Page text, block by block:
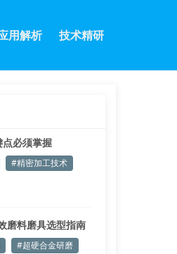
用解析 技术精研
必须掌握
#精密加工技术
磨料磨具选型指南
#超硬合金研磨